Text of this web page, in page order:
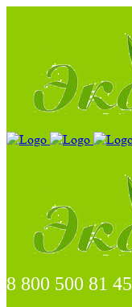
8 800 500 81 45